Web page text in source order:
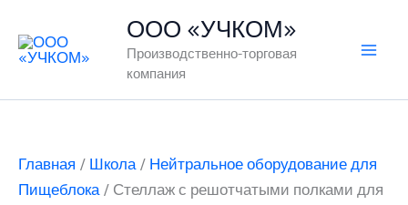
содержимому
ООО «УЧКОМ»
Производственно-торговая
компания
Главная / Школа/ Нейтральное оборудование для
Пищеблока/ Стеллаж с решотчатыми полками для